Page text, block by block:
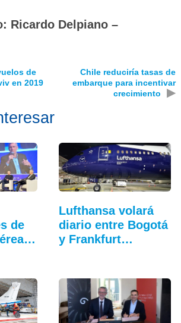
Ricardo Delpiano –
de
en 2019
Chile reduciría tasas de
embarque para incentivar
crecimiento
▶
de
Lufthansa volará
diario entre Bogotá
y Frankfurt…